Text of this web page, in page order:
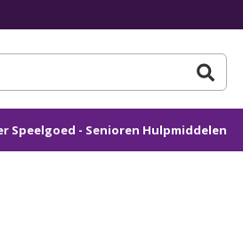
Speelgoed - Senioren Hulpmiddelen